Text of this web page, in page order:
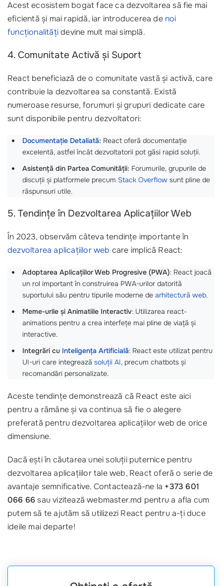
Acest ecosistem bogat face ca dezvoltarea să fie mai
eficientă și mai rapidă, iar introducerea de noi
funcționalitățidevine mult mai simplă.
4. Comunitate Activă și Suport
React beneficiază de o comunitate vastă și activă, care
contribuie la dezvoltarea sa constantă. Există
numeroase resurse, forumuri și grupuri dedicate care
sunt disponibile pentru dezvoltatori:
Documentație Detaliată: React oferă documentație
excelentă, astfel încât dezvoltatorii pot găsi rapid soluții.
Asistență din Partea Comunității: Forumurile, grupurile de
discuții și platformele precum Stack Overflow sunt pline de
răspunsuri utile.
5. Tendințe în Dezvoltarea Aplicațiilor Web
În 2023, observăm câteva tendințe importante în
dezvoltarea aplicațiilor web care implică React:
Adoptarea Aplicațiilor Web Progresive (PWA): React joacă
un rol important în construirea PWA-urilor datorită
suportului său pentru tipurile moderne de arhitectură web.
Meme-urile și Animatiile Interactiv: Utilizarea react-
animations pentru a crea interfețe mai pline de viață și
interactive.
Integrări cu Inteligența Artificială: React este utilizat pentru
UI-uri care integrează soluții AI, precum chatbots și
recomandări personalizate.
Aceste tendințe demonstrează că React este aici
pentru a rămâne și va continua să fie o alegere
preferată pentru dezvoltarea aplicațiilor web de orice
dimensiune.
Dacă ești în căutarea unei soluții puternice pentru
dezvoltarea aplicațiilor tale web, React oferă o serie de
avantaje semnificative. Contactează-ne la +373 601
066 66sau vizitează webmaster.md pentru a afla cum
putem să te ajutăm să utilizezi React pentru a-ți duce
ideile mai departe!